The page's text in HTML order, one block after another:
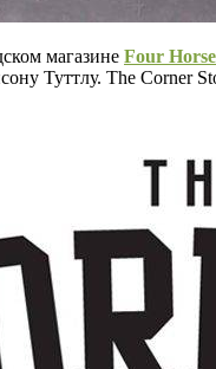
магазине Four
Туттлу. The Corner